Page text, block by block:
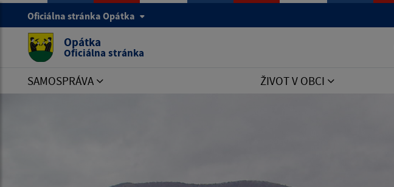
Oficiálna stránka Opátka
Opátka
Oficiálna stránka
SAMOSPRÁVA ŽIVOT V OBCI